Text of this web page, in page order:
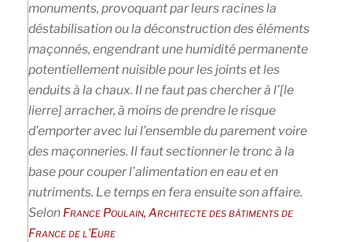
monuments, provoquant par leurs racines la
déstabilisation ou la déconstruction des éléments
maçonnés, engendrant une humidité permanente
potentiellement nuisible pour les joints et les
enduits à la chaux. Il ne faut pas chercher à l’[le
lierre] arracher, à moins de prendre le risque
d’emporter avec lui l’ensemble du parement voire
des maçonneries. Il faut sectionner le tronc à la
base pour couper l’alimentation en eau et en
nutriments. Le temps en fera ensuite son affaire.
Selon France Poulain, Architecte des bâtiments de
France de l’Eure